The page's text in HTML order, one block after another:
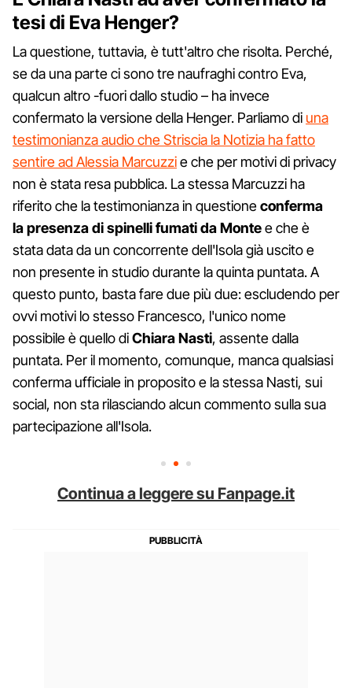
tesi di Eva Henger?
La questione, tuttavia, è tutt'altro che risolta. Perché,
se da una parte ci sono tre naufraghi contro Eva,
qualcun altro -fuori dallo studio – ha invece
confermato la versione della Henger. Parliamo di una
testimonianza audio che Striscia la Notizia ha fatto
sentire ad Alessia Marcuzzie che per motivi di privacy
non è stata resa pubblica. La stessa Marcuzzi ha
riferito che la testimonianza in questioneconferma
la presenza di spinelli fumati da Montee che è
stata data da un concorrente dell'Isola già uscito e
non presente in studio durante la quinta puntata. A
questo punto, basta fare due più due: escludendo per
ovvi motivi lo stesso Francesco, l'unico nome
possibile è quello diChiara Nasti, assente dalla
puntata. Per il momento, comunque, manca qualsiasi
conferma ufficiale in proposito e la stessa Nasti, sui
social, non sta rilasciando alcun commento sulla sua
partecipazione all'Isola.
Continua a leggere su Fanpage.it